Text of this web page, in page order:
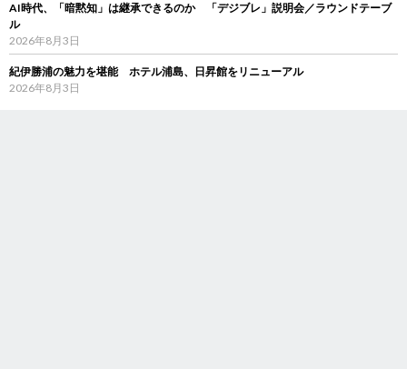
AI時代、「暗黙知」は継承できるのか 「デジブレ」説明会／ラウンドテーブ
ル
2026年8月3日
紀伊勝浦の魅力を堪能 ホテル浦島、日昇館をリニューアル
2026年8月3日